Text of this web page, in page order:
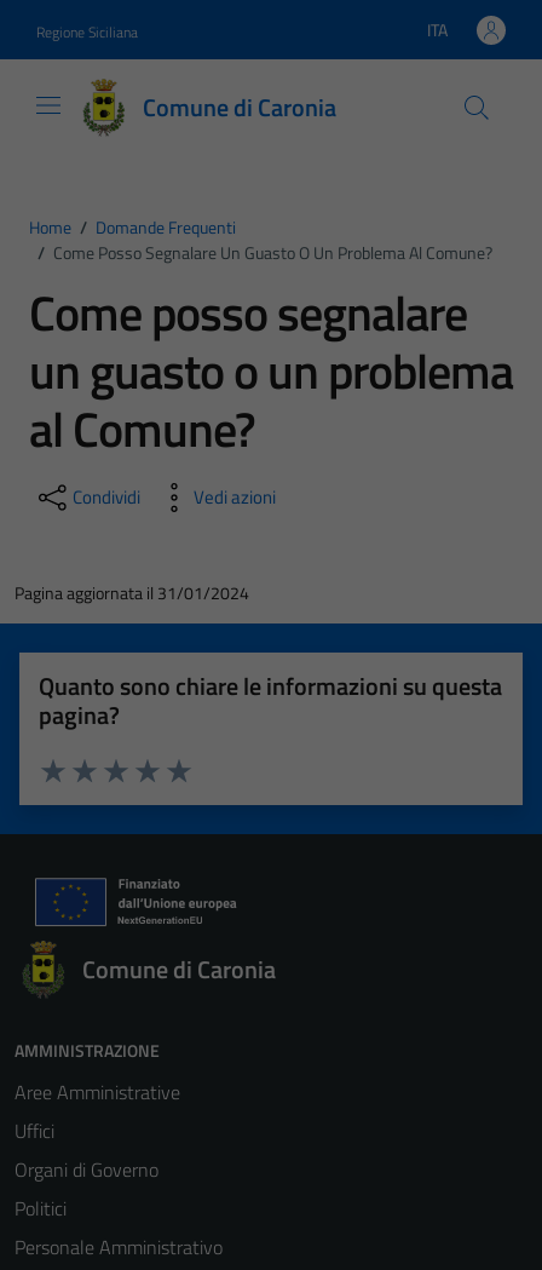
Regione Siciliana Lingua attiva:
ITA
Comune di Caronia
Home / Domande Frequenti
/ Come Posso Segnalare Un Guasto O Un Problema Al Comune?
Come posso segnalare
un guasto o un problema
al Comune?
Condividi Vedi azioni
Pagina aggiornata il 31/01/2024
Quanto sono chiare le informazioni su questa
pagina?
Valuta 5 stelle su 5
Valuta 4 stelle su 5
Valuta 3 stelle su 5
Valuta 2 stelle su 5
Valuta 1 stelle su 5
Comune di Caronia
AMMINISTRAZIONE
Aree Amministrative
Uffici
Organi di Governo
Politici
Personale Amministrativo